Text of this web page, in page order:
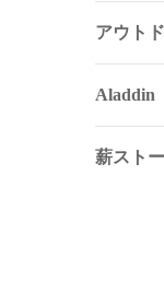
アウト
Aladdin
薪スト